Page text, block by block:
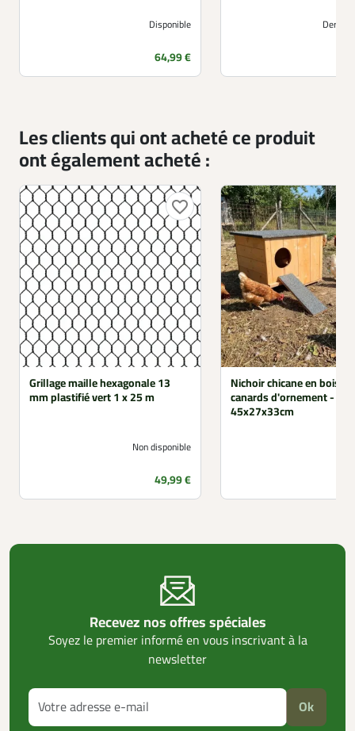
Disponible
Prix
64,99 €
Les clients qui ont acheté ce produit
ont également acheté :
favorite_border
Grillage maille hexagonale 13
mm plastifié vert 1 x 25 m
Non disponible
Prix
49,99 €
Nichoir chicane en bois
canards d'ornement -
45x27x33cm
Recevez nos offres spéciales
Soyez le premier informé en vous inscrivant à la
newsletter
Ok